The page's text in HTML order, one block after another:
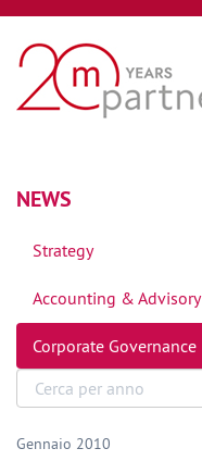
NEWS
Strategy
Accounting & Advisory
Corporate Governance
Gennaio 2010